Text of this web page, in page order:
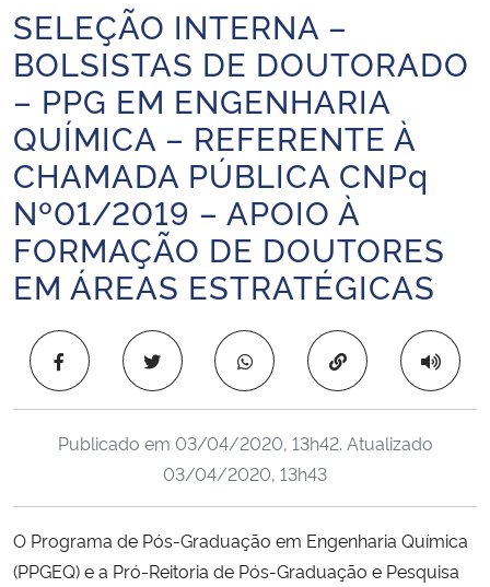
Ministério da Agricultura, Pecuária e Abastecimento
Ministério da Educação
Ministério da Cidadania
Ministério da Saúde
Ministério de Minas e Energia
Ministério da Ciência, Tecnologia, Inovações e Comunicações
Ministério do Meio Ambiente
Ministério do Turismo
Ministério do Desenvolvimento Regional
Controladoria-Geral da União
Início do conteúdo
SELEÇÃO INTERNA –
BOLSISTAS DE DOUTORADO
– PPG EM ENGENHARIA
QUÍMICA – REFERENTE À
CHAMADA PÚBLICA CNPq
Nº01/2019 – APOIO À
FORMAÇÃO DE DOUTORES
EM ÁREAS ESTRATÉGICAS
Copiar para área
Publicado em 03/04/2020, 13h42. Atualizado
03/04/2020, 13h43
O Programa de Pós-Graduação em Engenharia Química
(PPGEQ) e a Pró-Reitoria de Pós-Graduação e Pesquisa